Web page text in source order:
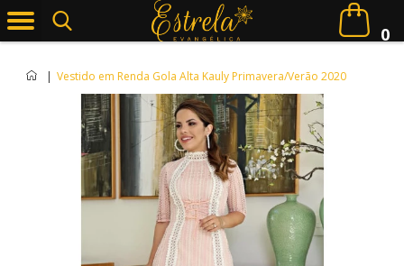
0
| Vestido em Renda Gola Alta Kauly Primavera/Verão 2020